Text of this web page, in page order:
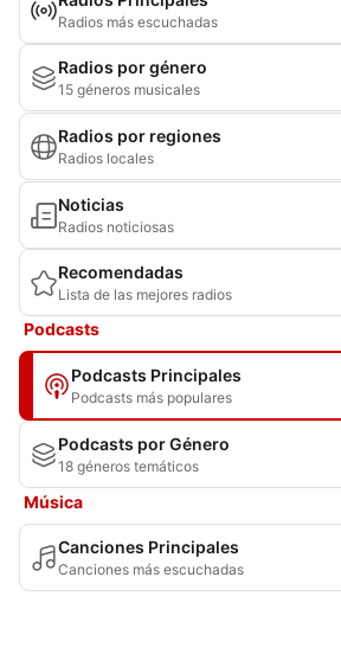
Radios más escuchadas
Radios por género
15 géneros musicales
Radios por regiones
Radios locales
Noticias
Radios noticiosas
Recomendadas
Lista de las mejores radios
Podcasts
Podcasts Principales
Podcasts más populares
Podcasts por Género
18 géneros temáticos
Música
Canciones Principales
Canciones más escuchadas